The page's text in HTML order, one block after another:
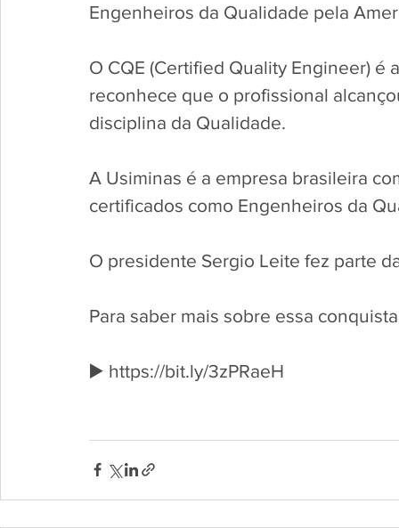
Engenheiros da Qualidade pela
O CQE (Certified Quality Engineer)
reconhece que o profissional
disciplina da Qualidade.
A Usiminas é a empresa brasileira
certificados como Engenheiros da
O presidente Sergio Leite fez parte
Para saber mais sobre essa
▶️ https://bit.ly/3zPRaeH